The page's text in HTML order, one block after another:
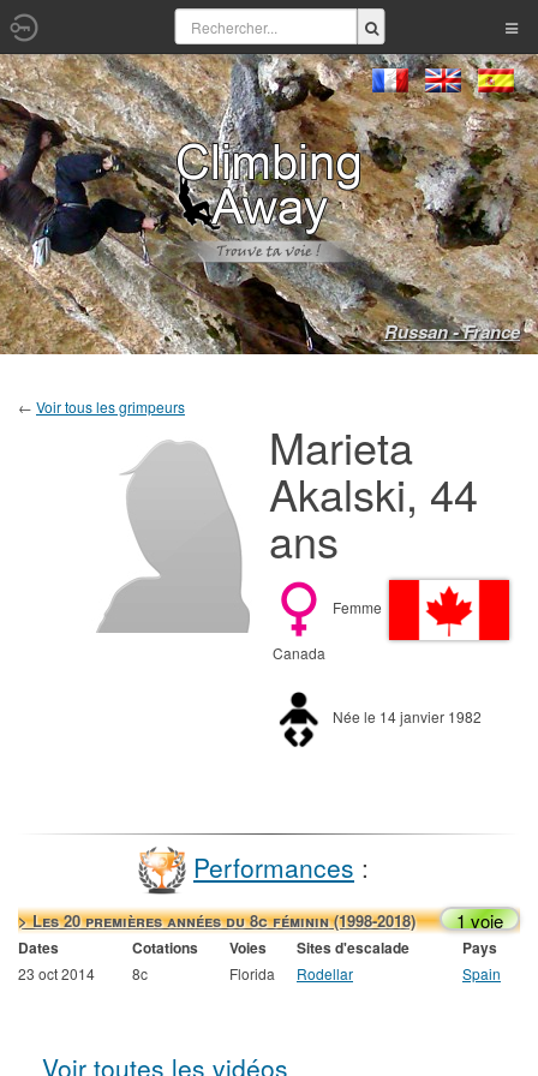
Russan - France
← Voir tous les grimpeurs
Marieta
Akalski, 44
ans
Femme
Canada
Née le 14 janvier 1982
Performances :
> Les 20 premières années du 8c féminin (1998-2018) 1 voie
Dates Cotations Voies Sites d'escalade Pays
23 oct 2014 8c Florida Rodellar Spain
Voir toutes les vidéos